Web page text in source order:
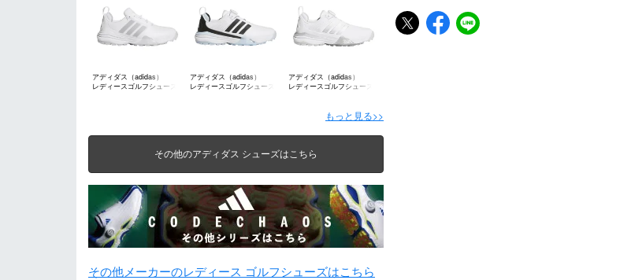
アディダス（adidas）
レディースゴルフシューズ
アディダス（adidas）
レディースゴルフシューズ
アディダス（adidas）
レディースゴルフシューズ
もっと見る>>
その他のアディダス シューズはこちら
その他メーカーのレディース ゴルフシューズはこちら
注意事項：
・有賀園ゴルフ実店舗での開催はございま